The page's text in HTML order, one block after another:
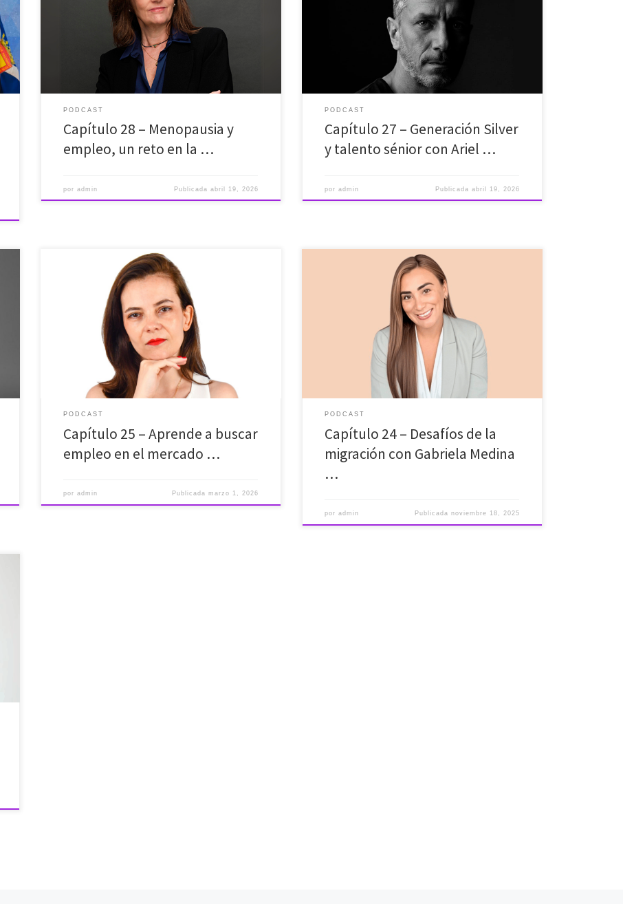
sobradamente preparadas. Con esta reflexión de la
doctora Matilde Gómez abrimos uno de los episodios
más necesarios de Objetivo empleo. Imaginen ir a
trabajar lidiando con insomnio, niebla mental, sofocos
y un agotamiento extremo que […]
PODCAST
Capítulo 28 – Menopausia y
empleo, un reto en la …
poradmin Publicada abril 19, 2026
tirar tu currículum a la basura. El mercado se queja de
que falta talento, pero te cierra la puerta por tu fecha
de nacimiento. ​En este episodio de Objetivo Empleo
PODCAST
Capítulo 27 – Generación Silver
y talento sénior con Ariel …
poradmin Publicada abril 19, 2026
¿Llevas meses enviando currículums a portales de
empleo y solo recibes silencio? ¿Sientes que los
algoritmos te descartan antes de que un ser humano
lea tu nombre? Te voy a dar un dato que cambiará tu
estrategia: El 80% de las vacantes en España nunca
llegan a publicarse en internet. Si […]
PODCAST
Capítulo 25 – Aprende a buscar
empleo en el mercado …
poradmin Publicada marzo 1, 2026
En este episodio nos adentraremos en una historia de
valentía y adaptación. La de Gabriela Medina, una
profesional de éxito que dejó su Perú natal para
construir un nuevo futuro aquí en España. Gabriela ha
demostrado su proactividad formándose en un Máster
de Dirección Comercial y Ventas. A lo largo de […]
PODCAST
Capítulo 24 – Desafíos de la
migración con Gabriela Medina
…
poradmin Publicada noviembre 18, 2025